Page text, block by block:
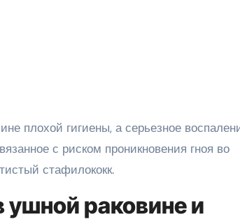
плохой гигиены, а серьезное
с риском проникновения гноя во
стафилококк.
ушной раковине и